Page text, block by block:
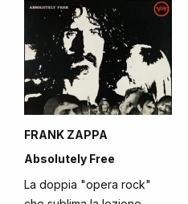
FRANK ZAPPA
Absolutely Free
La doppia "opera rock"